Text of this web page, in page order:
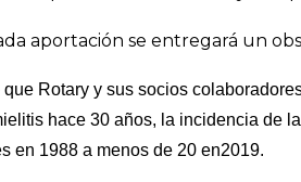
aportación se entregará un
que Rotary y sus socios
hace 30 años, la incidencia de
en 1988 a menos de 20 en2019.